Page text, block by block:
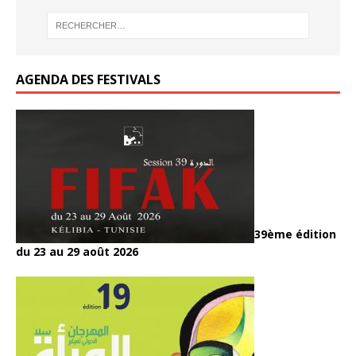
AGENDA DES FESTIVALS
39ème édition
du 23 au 29 août 2026